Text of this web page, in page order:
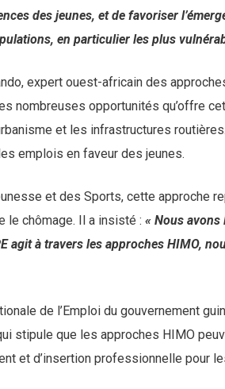
des jeunes, et de favoriser
en particulier les plus
expert ouest-africain des
nombreuses opportunités qu’offre
et les infrastructures
emplois en faveur des jeunes.
et des Sports, cette approche
le chômage. Il a insisté : « Nous avons
agit à travers les approches HIMO,
de l’Emploi du gouvernement
stipule que les approches HIMO
et d’insertion professionnelle pour
Inscrivez-vous pour
dans votre boîte de réception.
Fermer